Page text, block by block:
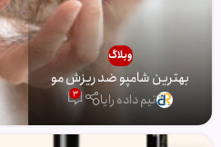
وبلاگ
بهترین شامپو ضد ریزش مو
تیم داده رایا 3